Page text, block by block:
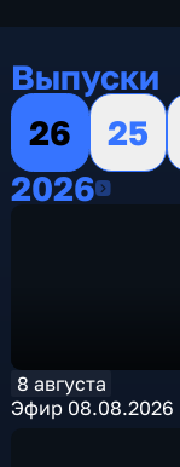
Выпуски
26
25
20262026
8 августа
Эфир 08.08.2026